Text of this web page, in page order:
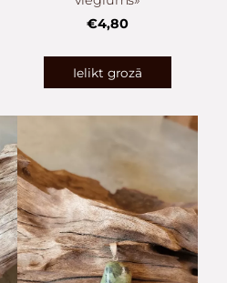
€4,80
Ielikt grozā